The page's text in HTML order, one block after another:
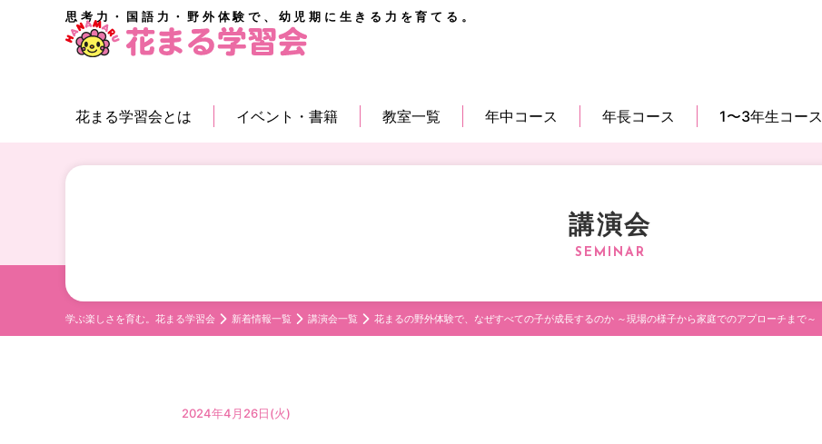
思考力・国語力・野外体験で、幼児期に生きる力を育てる。
花まる学習会とは イベント・書籍 教室一覧 年中コース 年長コース 1〜3年生コース
講演会
学ぶ楽しさを育む。花まる学習会 新着情報一覧 講演会一覧 花まるの野外体験で、なぜすべての子が成長するのか ～現場の様子から家庭でのアプローチまで～
2024年4月26日(火)